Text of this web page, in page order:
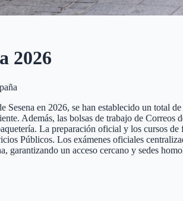
2026
en 2026, se han establecido un total
Además, las bolsas de trabajo de
La preparación oficial y los cursos
Públicos. Los exámenes oficiales
un acceso cercano y sedes